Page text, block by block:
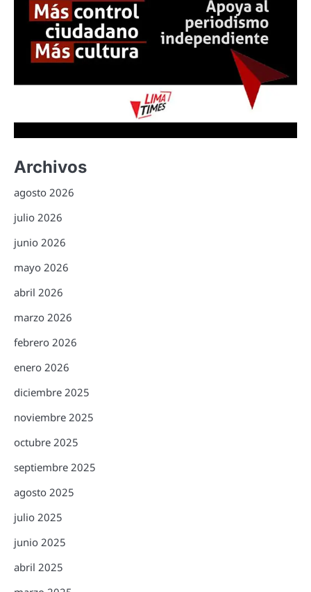
Archivos
agosto 2026
julio 2026
junio 2026
mayo 2026
abril 2026
marzo 2026
febrero 2026
enero 2026
diciembre 2025
noviembre 2025
octubre 2025
septiembre 2025
agosto 2025
julio 2025
junio 2025
abril 2025